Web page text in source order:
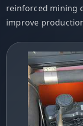
reinforced mining
improve